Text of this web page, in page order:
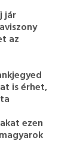
jár
az
is érhet,
ezen